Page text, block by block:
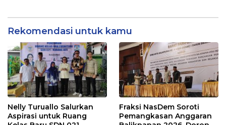
Rekomendasi untuk kamu
Nelly Turuallo Salurkan
Aspirasi untuk Ruang
Fraksi NasDem Soroti
Pemangkasan Anggaran